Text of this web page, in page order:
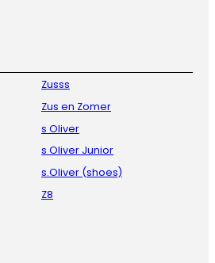
Zusss
Zus en Zomer
s Oliver
s Oliver Junior
s.Oliver (shoes)
Z8